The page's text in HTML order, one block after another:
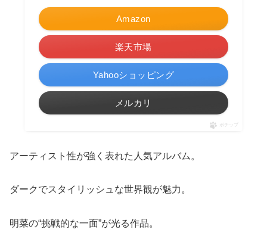
Amazon
楽天市場
Yahooショッピング
メルカリ
ポチップ
アーティスト性が強く表れた人気アルバム。
ダークでスタイリッシュな世界観が魅力。
明菜の“挑戦的な一面”が光る作品。